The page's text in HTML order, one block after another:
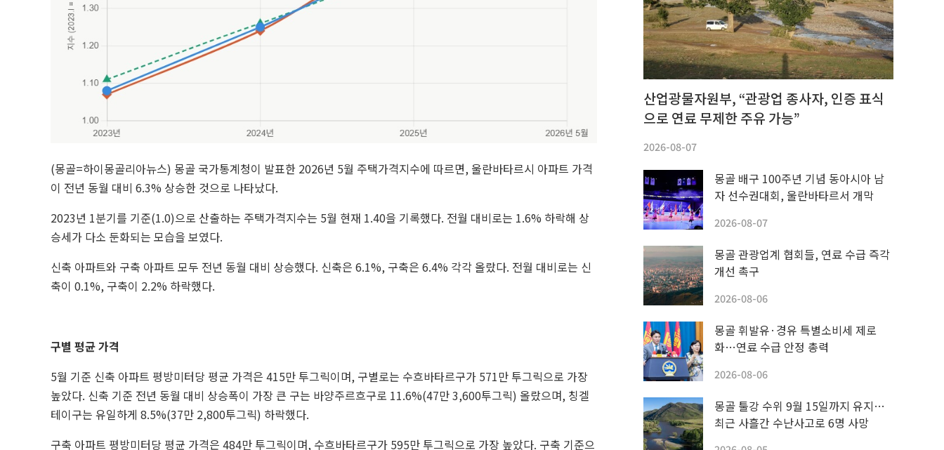
(몽골=하이몽골리아뉴스) 몽골 국가통계청이 발표한 2026년 5월 주택가격지수에 따르면, 울란바타르시 아파트 가격
이 전년 동월 대비 6.3% 상승한 것으로 나타났다.
2023년 1분기를 기준(1.0)으로 산출하는 주택가격지수는 5월 현재 1.40을 기록했다. 전월 대비로는 1.6% 하락해 상
승세가 다소 둔화되는 모습을 보였다.
신축 아파트와 구축 아파트 모두 전년 동월 대비 상승했다. 신축은 6.1%, 구축은 6.4% 각각 올랐다. 전월 대비로는 신
축이 0.1%, 구축이 2.2% 하락했다.
구별 평균 가격
5월 기준 신축 아파트 평방미터당 평균 가격은 415만 투그릭이며, 구별로는 수흐바타르구가 571만 투그릭으로 가장
높았다. 신축 기준 전년 동월 대비 상승폭이 가장 큰 구는 바양주르흐구로 11.6%(47만 3,600투그릭) 올랐으며, 칭겔
테이구는 유일하게 8.5%(37만 2,800투그릭) 하락했다.
구축 아파트 평방미터당 평균 가격은 484만 투그릭이며, 수흐바타르구가 595만 투그릭으로 가장 높았다. 구축 기준으
산업광물자원부, “관광업 종사자, 인증 표식
으로 연료 무제한 주유 가능”
2026-08-07
몽골 배구 100주년 기념 동아시아 남
자 선수권대회, 울란바타르서 개막
2026-08-07
몽골 관광업계 협회들, 연료 수급 즉각
개선 촉구
2026-08-06
몽골 휘발유·경유 특별소비세 제로
화…연료 수급 안정 총력
2026-08-06
몽골 툴강 수위 9월 15일까지 유지…
최근 사흘간 수난사고로 6명 사망